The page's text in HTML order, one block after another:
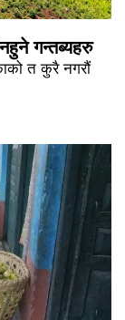
गन्तब्यहरु
त कुरै नगरौं